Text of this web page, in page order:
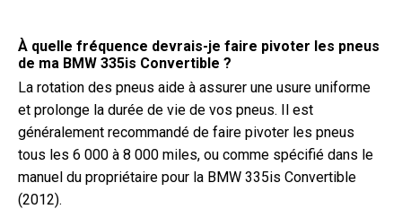
À quelle fréquence devrais-je faire pivoter les pneus
de ma BMW 335is Convertible ?
La rotation des pneus aide à assurer une usure uniforme
et prolonge la durée de vie de vos pneus. Il est
généralement recommandé de faire pivoter les pneus
tous les 6 000 à 8 000 miles, ou comme spécifié dans le
manuel du propriétaire pour la BMW 335is Convertible
(2012).